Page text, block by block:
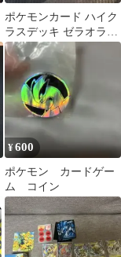
ポケモンカード ハイク
ラスデッキ ゼラオラ
VSTAR & VMAX
¥600
ポケモン カードゲー
ム コイン